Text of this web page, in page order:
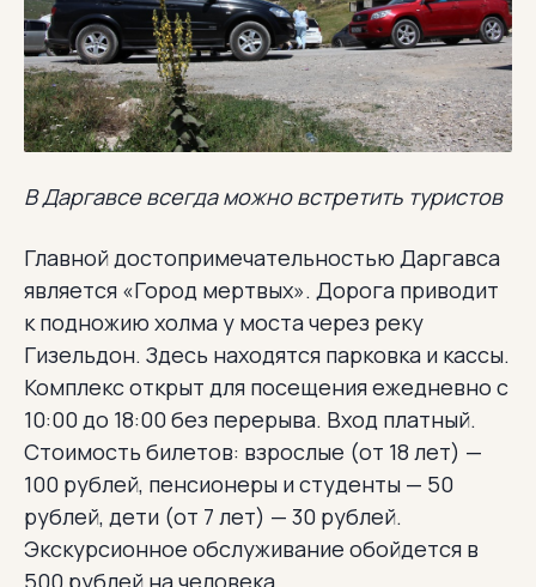
В Даргавсе всегда можно встретить туристов
Главной достопримечательностью Даргавса
является «Город мертвых». Дорога приводит
к подножию холма у моста через реку
Гизельдон. Здесь находятся парковка и кассы.
Комплекс открыт для посещения ежедневно с
10:00 до 18:00 без перерыва. Вход платный.
Стоимость билетов: взрослые (от 18 лет) —
100 рублей, пенсионеры и студенты — 50
рублей, дети (от 7 лет) — 30 рублей.
Экскурсионное обслуживание обойдется в
500 рублей на человека.